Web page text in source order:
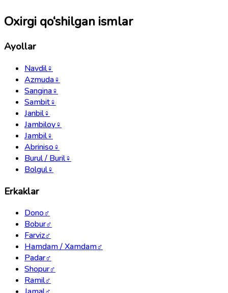
Oxirgi qo‘shilgan ismlar
Ayollar
Navdil♀
Azmuda♀
Sangina♀
Sambit♀
Janbil♀
Jambiloy♀
Jambil♀
Abriniso♀
Burul / Buril♀
Bolgul♀
Erkaklar
Dono♂
Bobur♂
Farviz♂
Hamdam / Xamdam♂
Padar♂
Shopur♂
Ramil♂